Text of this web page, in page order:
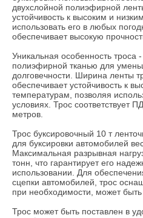
двухслойной полиэфирной
устойчивость к высоким и
использовать его в любых
обеспечивает высокую
Уникальная особенность троса
полиэфирной тканью для
долговечности. Ширина ленты
обеспечивает устойчивость к
температурам, позволяя
условиях. Трос соответствует
метров.
Трос буксировочный 10 т
для буксировки автомобилей
Максимальная разрывная
тонн, что гарантирует его
использовании. Для
сцепки автомобилей, трос
при необходимости, может
Трос может быть поставлен в